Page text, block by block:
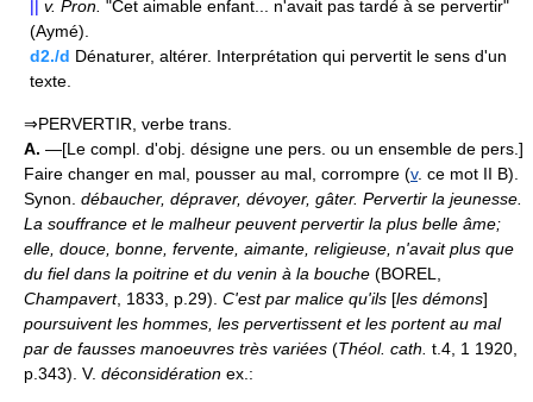
|| v. Pron. "Cet aimable enfant... n'avait pas tardé à se pervertir"
(Aymé).
d2./d Dénaturer, altérer. Interprétation qui pervertit le sens d'un
texte.
⇒PERVERTIR, verbe trans.
A. —[Le compl. d'obj. désigne une pers. ou un ensemble de pers.]
Faire changer en mal, pousser au mal, corrompre (v. ce mot II B).
Synon. débaucher, dépraver, dévoyer, gâter. Pervertir la jeunesse.
La souffrance et le malheur peuvent pervertir la plus belle âme;
elle, douce, bonne, fervente, aimante, religieuse, n'avait plus que
du fiel dans la poitrine et du venin à la bouche (BOREL,
Champavert, 1833, p.29). C'est par malice qu'ils [les démons]
poursuivent les hommes, les pervertissent et les portent au mal
par de fausses manoeuvres très variées (Théol. cath. t.4, 1 1920,
p.343). V. déconsidération ex.: